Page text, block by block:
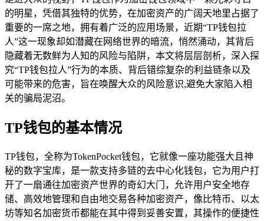
的明星，凭借其独特的优势，在加密资产的广阔天地里占据了
重要的一席之地，拥有着广泛的应用场景，近期“TP钱包拉
人”这一现象却如潜藏在网络世界的暗流，悄然涌动，其背后
隐藏着无数鲜为人知的风险与陷阱，本文将层层剖析，深入探
究“TP钱包拉人”行为的本质、背后错综复杂的利益链条以及
可能带来的危害，旨在唤醒大众的风险意识,避免大家陷入相
关的骗局泥沼。
TP钱包的基本情况
TP钱包，全称为TokenPocket钱包，它就像一座功能强大且神
秘的数字宝库，是一款支持多链的去中心化钱包，它为用户打
开了一扇通往加密资产世界的奇幻大门，允许用户安全地存
储、高效地管理和自由地交易各种加密资产，像比特币、以太
坊等知名加密货币都能在其中得到妥善安置，其操作的便捷性